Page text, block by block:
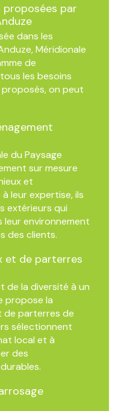
par
dans les
Méridionale
de
les besoins
proposés, on peut
du Paysage
sur mesure
et
leur expertise, ils
extérieurs qui
environnement
des clients.
et de parterres
de la diversité à un
propose la
de parterres de
sélectionnent
local et à
des